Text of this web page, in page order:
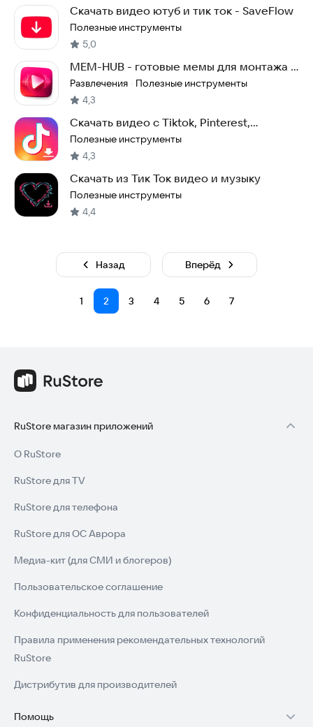
Скачать видео ютуб и тик ток - SaveFlow
Полезные инструменты
5,0
MEM-HUB - готовые мемы для монтажа и
переговоров!
Развлечения · Полезные инструменты
4,3
Скачать видео с Tiktok, Pinterest,
Instagram*
Полезные инструменты
4,3
Скачать из Тик Ток видео и музыку
Полезные инструменты
4,4
Назад
1 2 3 4 5 6 7
Вперёд
RuStore магазин приложений
О RuStore
RuStore для TV
RuStore для телефона
RuStore для ОС Аврора
Медиа-кит (для СМИ и блогеров)
Пользовательское соглашение
Конфиденциальность для пользователей
Правила применения рекомендательных технологий
RuStore
Дистрибутив для производителей
Помощь